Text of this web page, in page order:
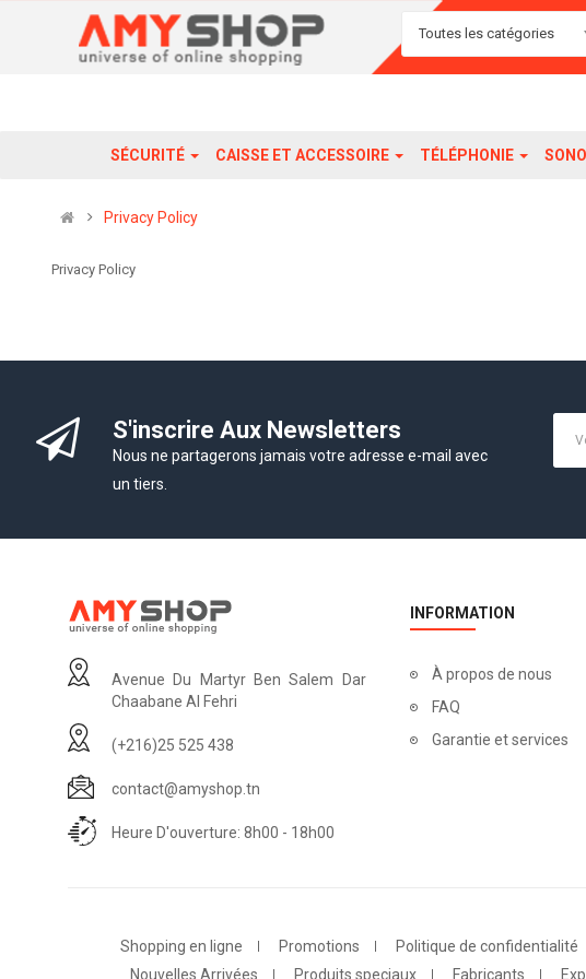
Toutes les catégories
SÉCURITÉ CAISSE ET ACCESSOIRE TÉLÉPHONIE
Privacy Policy
Privacy Policy
S'inscrire Aux Newsletters
Nous ne partagerons jamais votre adresse e-mail avec
un tiers.
Avenue Du Martyr Ben Salem Dar
Chaabane Al Fehri
(+216)25 525 438
contact@amyshop.tn
Heure D'ouverture: 8h00 - 18h00
INFORMATION
À propos de nous
FAQ
Garantie et services
Shopping en ligne Promotions Politique de confidentialité
Nouvelles Arrivées
Produits speciaux Fabricants